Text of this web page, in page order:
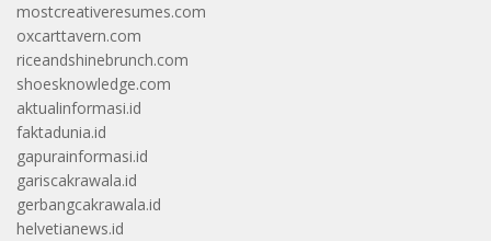
mostcreativeresumes.com
oxcarttavern.com
riceandshinebrunch.com
shoesknowledge.com
aktualinformasi.id
faktadunia.id
gapurainformasi.id
gariscakrawala.id
gerbangcakrawala.id
helvetianews.id